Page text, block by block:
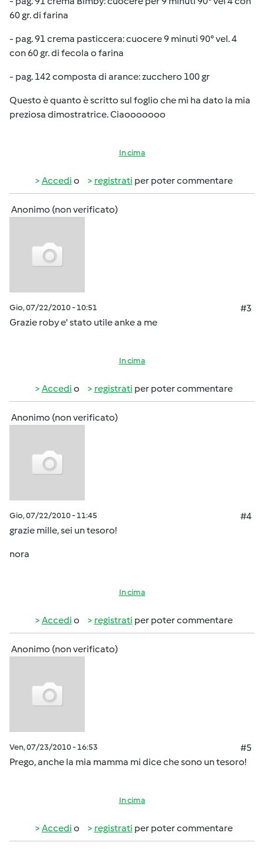
60 gr. di farina
- pag. 91 crema pasticcera: cuocere 9 minuti 90° vel. 4
con 60 gr. di fecola o farina
- pag. 142 composta di arance: zucchero 100 gr
Questo è quanto è scritto sul foglio che mi ha dato la mia
preziosa dimostratrice. Ciaooooooo
In cima
Accedi o registrati per poter commentare
Anonimo (non verificato)
Gio, 07/22/2010 - 10:51
#3
Grazie roby e' stato utile anke a me
In cima
Accedi o registrati per poter commentare
Anonimo (non verificato)
Gio, 07/22/2010 - 11:45
#4
grazie mille, sei un tesoro!
nora
In cima
Accedi o registrati per poter commentare
Anonimo (non verificato)
Ven, 07/23/2010 - 16:53
#5
Prego, anche la mia mamma mi dice che sono un tesoro!
In cima
Accedi o registrati per poter commentare